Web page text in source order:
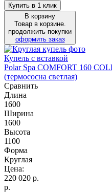
Купить в 1 клик
В корзину
Товар в корзине.
продолжить покупки
оформить заказ
Купель с вставкой
Polar Spa COMFORT 160
(термососна светлая)
Сравнить
Длина
1600
Ширина
1600
Высота
1100
Форма
Круглая
Цена:
220 020 р.
р.